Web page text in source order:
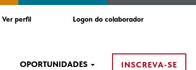
Ver perfil Logon do colaborador
OPORTUNIDADES INSCREVA-SE